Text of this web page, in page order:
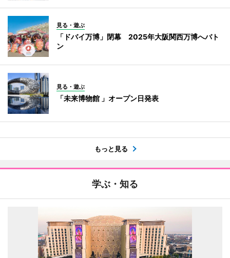
見る・遊ぶ
「ドバイ万博」閉幕 2025年大阪関西万博へバト
ン
見る・遊ぶ
「未来博物館 」オープン日発表
もっと見る
学ぶ・知る